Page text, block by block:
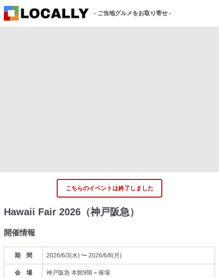
- ご当地グルメをお取り寄せ -
こちらのイベントは終了しました
Hawaii Fair 2026（神戸阪急）
開催情報
期 間 2026/6/3(水) 〜 2026/6/8(月)
会 場 神戸阪急 本館9階＝催場